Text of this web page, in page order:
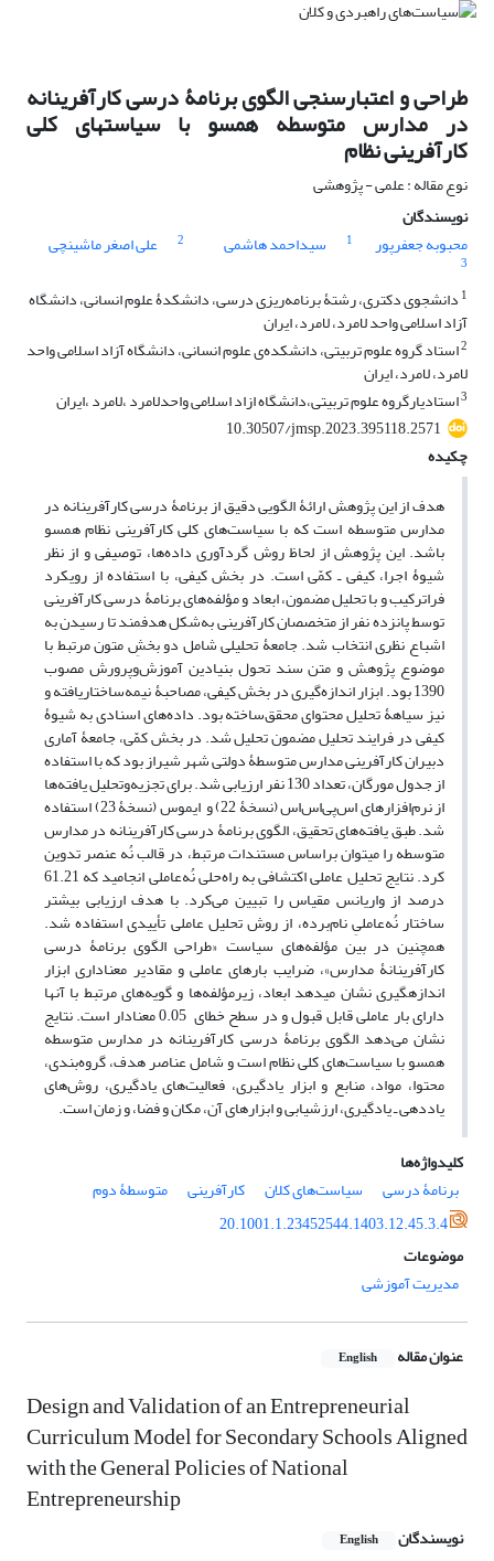
طراحی و اعتبارسنجی الگوی برنامۀ درسی کارآفرینانه
در مدارس متوسطه همسو با سیاست‏های کلی
کارآفرینی نظام
نوع مقاله : علمی - پژوهشی
نویسندگان
محبوبه جعفرپور
1 سیداحمد هاشمی 2 علی اصغر ماشینچی
3
1 دانشجوی دکتری، رشتۀ برنامه‌ریزی درسی، دانشکدۀ‌ علوم انسانی، دانشگاه
آزاد اسلامی واحد لامرد، لامرد، ایران
2استاد گروه علوم تربیتی، دانشکده‌ی علوم انسانی، دانشگاه آزاد اسلامی واحد
لامرد، لامرد، ایران
3استادیارگروه علوم تربیتی،دانشگاه ازاد اسلامی واحدلامرد ،لامرد ،ایران
10.30507/jmsp.2023.395118.2571
چکیده
هدف از این پژوهش ارائۀ الگویی دقیق از برنامۀ درسی کارآفرینانه در
مدارس متوسطه است که با سیاست‌های کلی کارآفرینی نظام همسو
باشد. این پژوهش از لحاظ روش گردآوری داده‌ها، توصیفی و از نظر
شیوۀ اجرا، کیفی ـ کمّی است. در‌ بخش کیفی، با استفاده از رویکرد
فراترکیب و با تحلیل مضمون، ابعاد و مؤلفه‌های برنامۀ درسی کارآفرینی
توسط پانزده نفر از متخصصان کارآفرینی به‌شکل هدفمند تا رسیدن به
اشباع نظری انتخاب شد. جامعۀ تحلیلی شامل دو ‌بخشِ متون مرتبط با
موضوع پژوهش و متن سند تحول بنیادین آموزش‌وپرورش مصوب
1390 بود. ابزار اندازه‌گیری در ‌بخش کیفی، مصاحبۀ نیمه‌ساختاریافته و
نیز سیاهۀ تحلیل محتوای محقق‌ساخته بود. داده‌های اسنادی به‌ شیوۀ
کیفی در فرایند تحلیل مضمون تحلیل شد. در‌ بخش کمّی، جامعۀ آماری
دبیران کارآفرینی مدارس متوسطۀ دولتی شهر شیراز بود که با استفاده
از جدول مورگان، تعداد 130 نفر ارزیابی شد. برای تجزیه‌‌وتحلیل یافته‌ها
از نرم‌افزارهای اس‌پی‌اس‌اس (نسخۀ 22) و ایموس (نسخۀ 23) استفاده
شد. طبق یافته‌های تحقیق، الگوی برنامۀ درسی کارآفرینانه در مدارس
متوسطه را می‏توان براساس مستندات مرتبط، در قالب نُه عنصر تدوین
کرد. نتایج تحلیل عاملی اکتشافی به راه‌حلی نُه‌عاملی انجامید که 61.21
درصد از واریانس مقیاس را تبیین می‌کرد. با هدف ارزیابی بیشتر
ساختار نُه‌عاملیِ نام‌برده، از روش تحلیل عاملی تأییدی استفاده شد.
همچنین در بین مؤلفه‌های سیاست «طراحی الگوی برنامۀ درسی
کارآفرینانۀ مدارس»، ضرایب بارهای عاملی و مقادیر معناداری ابزار
اندازه‏گیری نشان می‏دهد ابعاد، زیرمؤلفه‏‌ها و گویه‏‌های مرتبط با آن‏ها
دارای بار عاملی قابل قبول و در سطح خطای 0.05 معنادار است. نتایج
نشان می‌دهد الگوی برنامۀ درسی کارآفرینانه در مدارس متوسطه
همسو با سیاست‌های کلی نظام است و شامل عناصر هدف، گروه‌بندی،
محتوا، مواد، منابع و ابزار یادگیری، فعالیت‌های یادگیری، روش‌های
یاددهی ـ یادگیری، ارزشیابی و ابزارهای آن، مکان و فضا، و زمان است.
کلیدواژه‌ها
برنامۀ درسی
سیاست‌‌های کلان کارآفرینی
متوسطۀ دوم
20.1001.1.23452544.1403.12.45.3.4
موضوعات
مدیریت آموزشی
عنوان مقاله English
Design and Validation of an Entrepreneurial
Curriculum Model for Secondary Schools Aligned
with the General Policies of National
Entrepreneurship
نویسندگان English